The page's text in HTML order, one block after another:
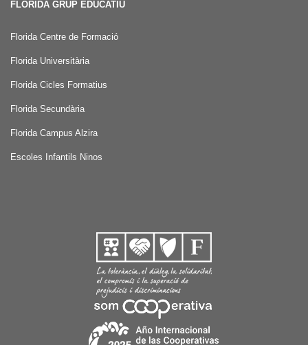
FLORIDA GRUP EDUCATIU
Florida Centre de Formació
Florida Universitària
Florida Cicles Formatius
Florida Secundària
Florida Campus Alzira
Escoles Infantils Ninos